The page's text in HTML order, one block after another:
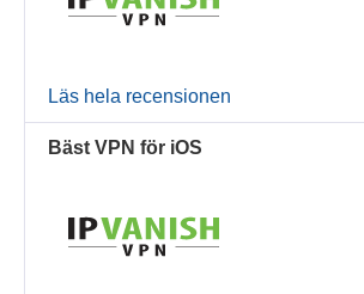
Läs hela recensionen
Bäst VPN för iOS